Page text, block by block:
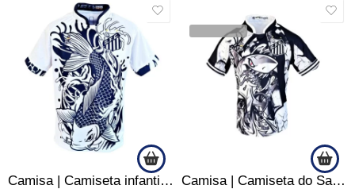
Camisa | Camiseta infantil do Santos Peixe Carpa Centenaria – Oficial
VENDIDOS
Camisa | Camiseta do Santos Infantil – Jotaz – Produto Oficial